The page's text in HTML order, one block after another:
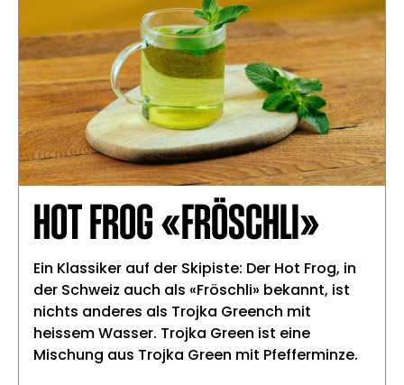
HOT FROG «FRÖSCHLI»
Ein Klassiker auf der Skipiste: Der Hot Frog, in
der Schweiz auch als «Fröschli» bekannt, ist
nichts anderes als Trojka Greench mit
heissem Wasser. Trojka Green ist eine
Mischung aus Trojka Green mit Pfefferminze.